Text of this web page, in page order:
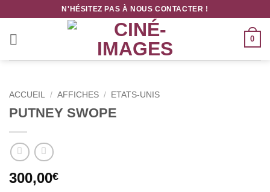
contenu
N'HÉSITEZ PAS À NOUS CONTACTER !
0
ACCUEIL / AFFICHES / ETATS-UNIS
PUTNEY SWOPE
300,00€